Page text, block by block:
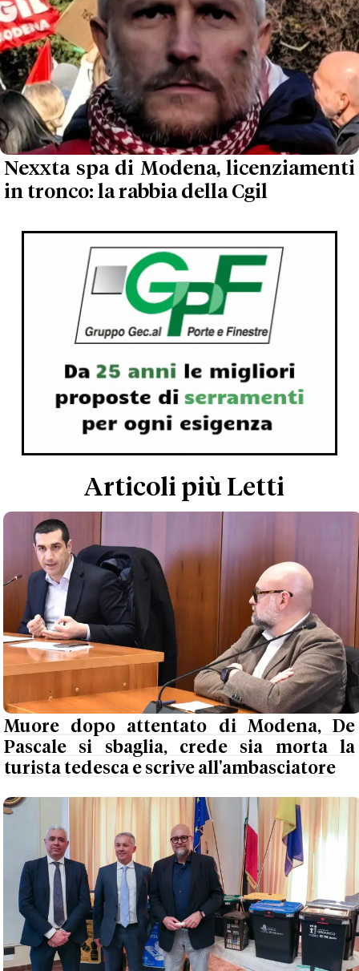
Nexxta spa di Modena, licenziamenti
in tronco: la rabbia della Cgil
Articoli più Letti
Muore dopo attentato di Modena, De
Pascale si sbaglia, crede sia morta la
turista tedesca e scrive all'ambasciatore